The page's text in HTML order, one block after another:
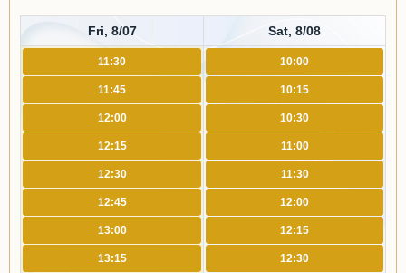
Fri, 8/07 Sat, 8/08
11:30
11:45
12:00
12:15
12:30
12:45
13:00
13:15
10:00
10:15
10:30
11:00
11:30
12:00
12:15
12:30